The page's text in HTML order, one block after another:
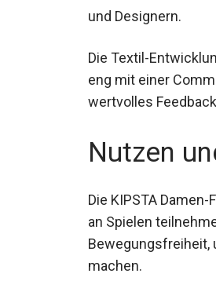
Ingenieuren und
Die Textil-
eng mit einer
geben wertvolles
Nutzen
Die KIPSTA
und an Spielen
Bewegungsfreiheit,